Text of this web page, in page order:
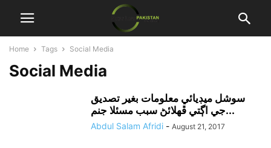
Home Tags Social Media
Social Media
سوشل ميڊيائي معلومات بغير تصديق
جي اڳتي ڦهلائڻ سبب مسئلا جنم...
Abdul Salam Afridi - August 21, 2017